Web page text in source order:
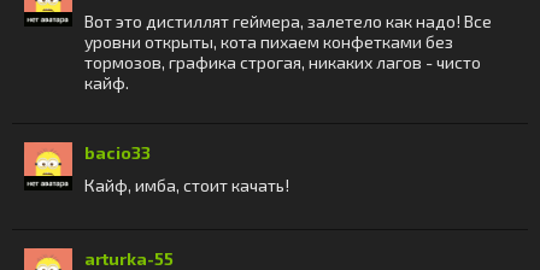
Вот это дистиллят геймера, залетело как надо! Все
уровни открыты, кота пихаем конфетками без
тормозов, графика строгая, никаких лагов - чисто
кайф.
bacio33
Кайф, имба, стоит качать!
arturka-55